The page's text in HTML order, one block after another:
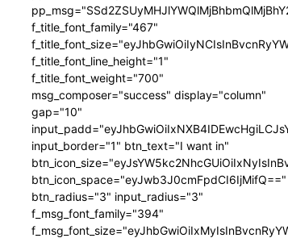
f_title_font_family="467"
f_title_font_line_height="1"
f_title_font_weight="700"
msg_composer="success" display="column"
gap="10"
input_border="1" btn_text="I want in"
btn_icon_space="eyJwb3J0cmFpdCI6IjMifQ=="
btn_radius="3" input_radius="3"
f_msg_font_family="394"